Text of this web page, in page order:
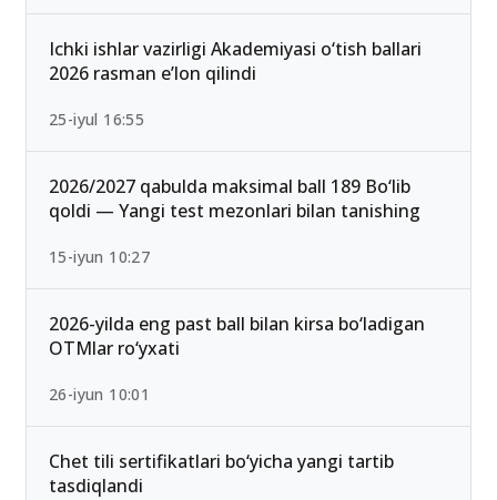
Ichki ishlar vazirligi Akademiyasi o‘tish ballari
2026 rasman e’lon qilindi
25-iyul 16:55
2026/2027 qabulda maksimal ball 189 Bo‘lib
qoldi — Yangi test mezonlari bilan tanishing
15-iyun 10:27
2026-yilda eng past ball bilan kirsa bo‘ladigan
OTMlar ro‘yxati
26-iyun 10:01
Chet tili sertifikatlari bo‘yicha yangi tartib
tasdiqlandi